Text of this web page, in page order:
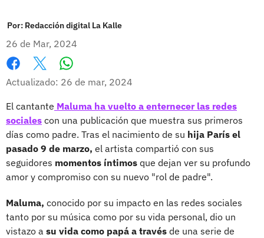
Por: Redacción digital La Kalle
26 de Mar, 2024
Facebook
X
Actualizado: 26 de mar, 2024
El cantante Maluma ha vuelto a enternecer las redes
sociales con una publicación que muestra sus primeros
días como padre. Tras el nacimiento de su hija París el
pasado 9 de marzo, el artista compartió con sus
seguidores momentos íntimos que dejan ver su profundo
amor y compromiso con su nuevo "rol de padre".
Maluma, conocido por su impacto en las redes sociales
tanto por su música como por su vida personal, dio un
vistazo a su vida como papá a través de una serie de